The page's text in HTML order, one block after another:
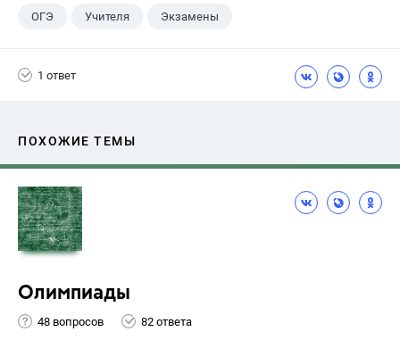
ОГЭ Учителя Экзамены
1 ответ
ПОХОЖИЕ ТЕМЫ
Олимпиады
48 вопросов 82 ответа